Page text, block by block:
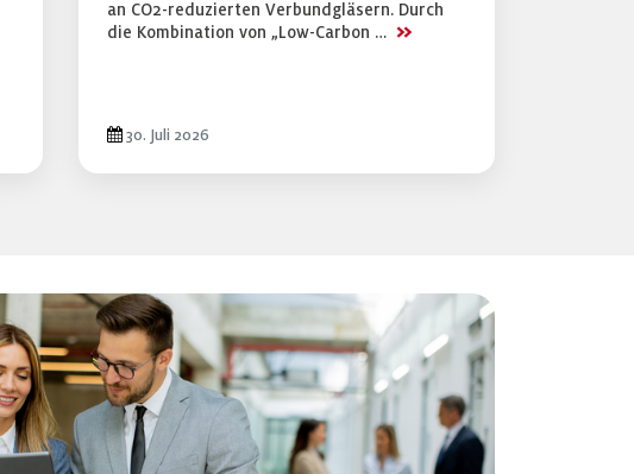
an CO2-reduzierten Verbundgläsern. Durch
die Kombination von „Low-Carbon … >>
30. Juli 2026